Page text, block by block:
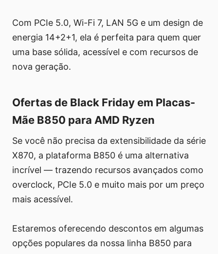
Com PCIe 5.0, Wi-Fi 7, LAN 5G e um design de
energia 14+2+1, ela é perfeita para quem quer
uma base sólida, acessível e com recursos de
nova geração.
Ofertas de Black Friday em Placas-
Mãe B850 para AMD Ryzen
Se você não precisa da extensibilidade da série
X870, a plataforma B850 é uma alternativa
incrível — trazendo recursos avançados como
overclock, PCIe 5.0 e muito mais por um preço
mais acessível.
Estaremos oferecendo descontos em algumas
opções populares da nossa linha B850 para